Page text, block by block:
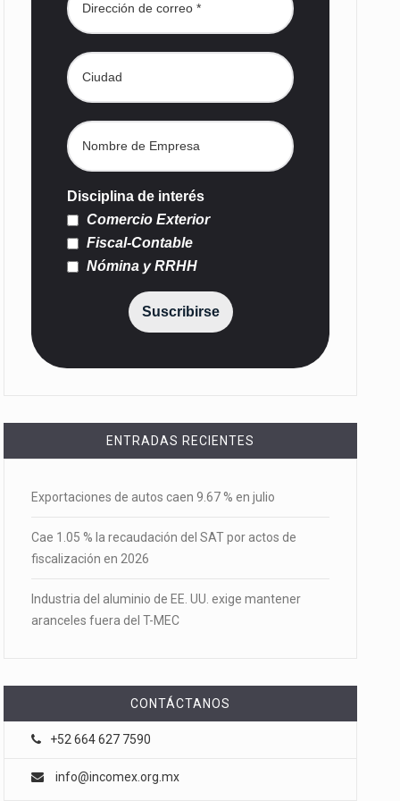
Disciplina de interés
Comercio Exterior
Fiscal-Contable
Nómina y RRHH
Suscribirse
ENTRADAS RECIENTES
Exportaciones de autos caen 9.67 % en julio
Cae 1.05 % la recaudación del SAT por actos de
fiscalización en 2026
Industria del aluminio de EE. UU. exige mantener
aranceles fuera del T-MEC
CONTÁCTANOS
+52 664 627 7590
info@incomex.org.mx